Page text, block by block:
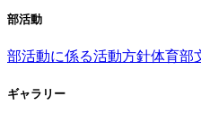
部活動
部活動に係る活動方針体育部
ギャラリー